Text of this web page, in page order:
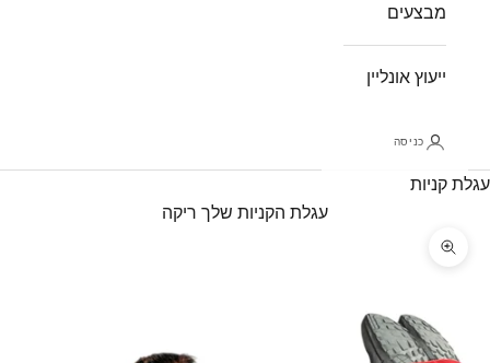
מבצעים
ייעוץ אונליין
כניסה
עגלת קניות
עגלת הקניות שלך ריקה